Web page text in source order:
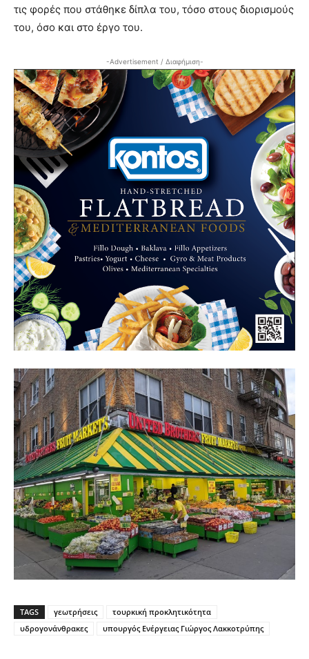
τις φορές που στάθηκε δίπλα του, τόσο στους διορισμούς
του, όσο και στο έργο του.
-Advertisement / Διαφήμιση-
TAGS γεωτρήσεις
τουρκική προκλητικότητα
υδρογονάνθρακες
υπουργός Ενέργειας Γιώργος Λακκοτρύπης